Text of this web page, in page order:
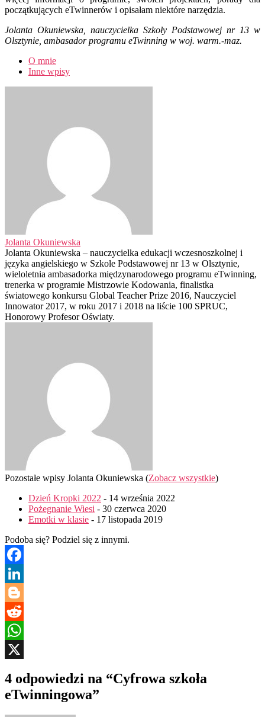
początkujących eTwinnerów i opisałam niektóre narzędzia.
Jolanta Okuniewska, nauczycielka Szkoły Podstawowej nr 13 w
Olsztynie, ambasador programu eTwinning w woj. warm.-maz.
O mnie
Inne wpisy
Jolanta Okuniewska
Jolanta Okuniewska – nauczycielka edukacji wczesnoszkolnej i
języka angielskiego w Szkole Podstawowej nr 13 w Olsztynie,
wieloletnia ambasadorka międzynarodowego programu eTwinning,
trenerka w programie Mistrzowie Kodowania, finalistka
światowego konkursu Global Teacher Prize 2016, Nauczyciel
Innowator 2017, w roku 2017 i 2018 na liście 100 SPRUC,
Honorowy Profesor Oświaty.
Pozostałe wpisy Jolanta Okuniewska (Zobacz wszystkie)
Dzień Kropki 2022 - 14 września 2022
Pożegnanie Wiesi - 30 czerwca 2020
Emotki w klasie - 17 listopada 2019
Podoba się? Podziel się z innymi.
Facebook
LinkedIn
Blogger
Reddit
WhatsApp
4 odpowiedzi na “Cyfrowa szkoła
eTwinningowa”